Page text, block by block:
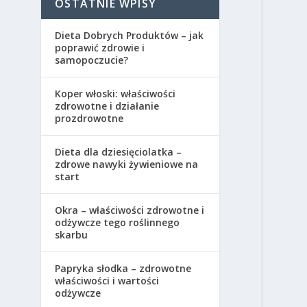
OSTATNIE WPISY
Dieta Dobrych Produktów – jak
poprawić zdrowie i
samopoczucie?
Koper włoski: właściwości
zdrowotne i działanie
prozdrowotne
Dieta dla dziesięciolatka –
zdrowe nawyki żywieniowe na
start
Okra – właściwości zdrowotne i
odżywcze tego roślinnego
skarbu
Papryka słodka – zdrowotne
właściwości i wartości
odżywcze